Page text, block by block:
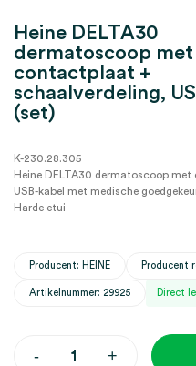
Heine DELTA30
dermatoscoop met
contactplaat +
schaalverdeling,
(set)
K-230.28.305
Heine DELTA30 dermatoscoop
USB-kabel met medische
Harde etui
Producent: HEINE Producent
Artikelnummer: 29925 Direct
- +